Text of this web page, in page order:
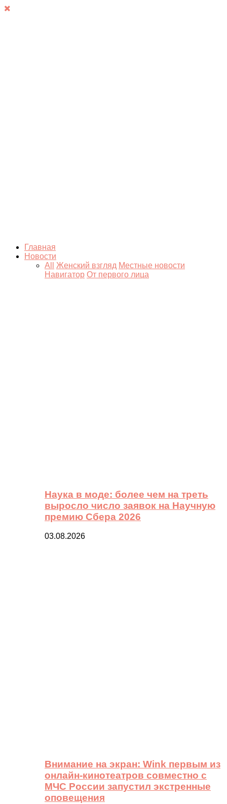
Главная
Новости
All
Женский взгляд Местные новости
Навигатор От первого лица
Наука в моде: более чем на треть
выросло число заявок на Научную
премию Сбера 2026
03.08.2026
Внимание на экран: Wink первым из
онлайн-кинотеатров совместно с
МЧС России запустил экстренные
оповещения